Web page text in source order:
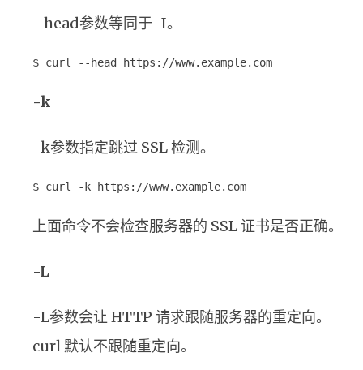
–head参数等同于-I。
$ curl --head https://www.example.com
-k
-k参数指定跳过 SSL 检测。
$ curl -k https://www.example.com
上面命令不会检查服务器的 SSL 证书是否正确。
-L
-L参数会让 HTTP 请求跟随服务器的重定向。
curl 默认不跟随重定向。